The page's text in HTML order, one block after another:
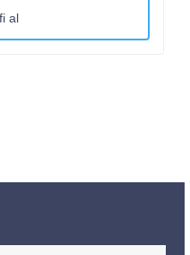
al